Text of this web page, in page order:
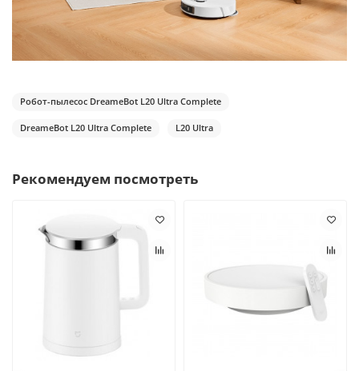
Робот-пылесос DreameBot L20 Ultra Complete
DreameBot L20 Ultra Complete L20 Ultra
Рекомендуем посмотреть